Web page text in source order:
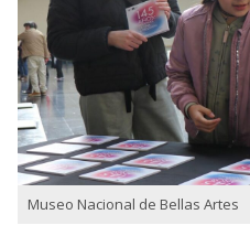
Museo Nacional de Bellas Artes